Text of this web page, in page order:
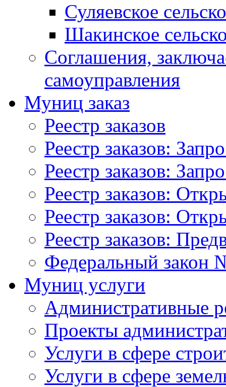
Суляевское
Шакинское
Соглашения,
самоуправления
Муниц заказ
Реестр заказов
Реестр заказов:
Реестр заказов:
Реестр заказов:
Реестр заказов:
Реестр заказов:
Федеральный закон
Муниц услуги
Административные
Проекты
Услуги в сфере
Услуги в сфере